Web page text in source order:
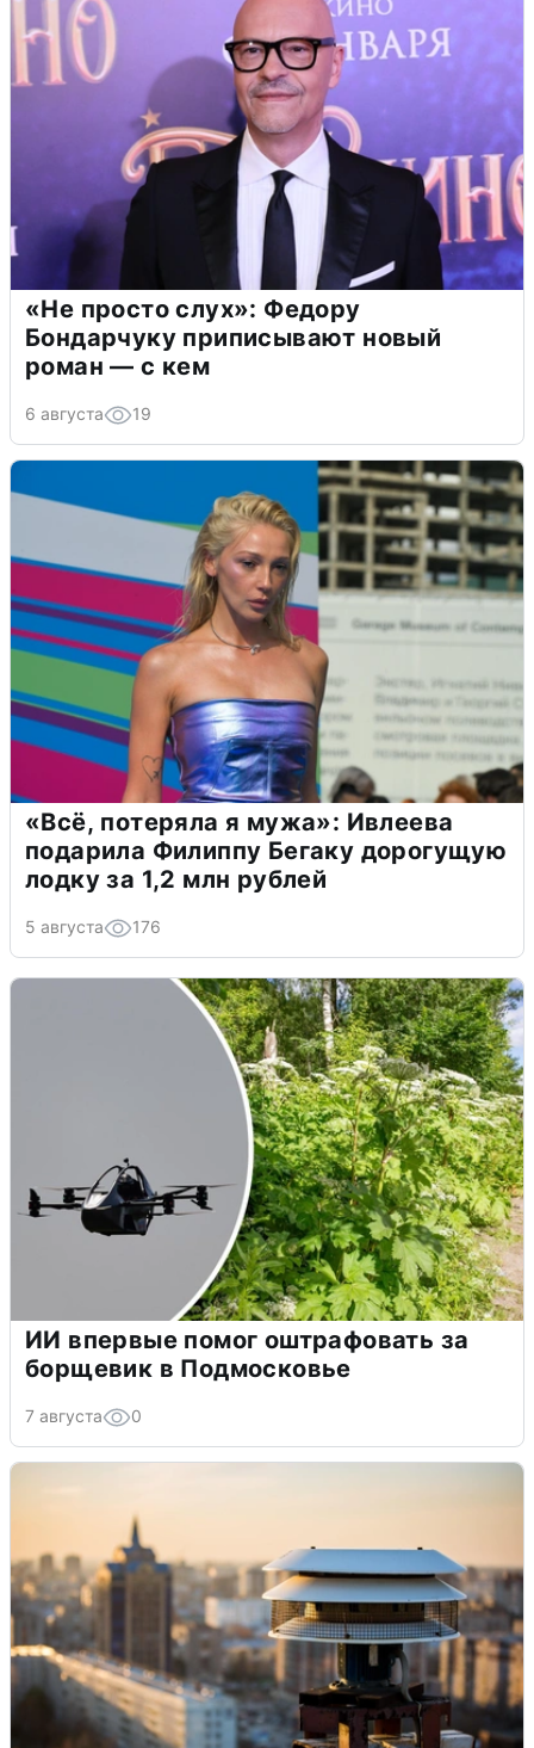
«Не просто слух»: Федору
Бондарчуку приписывают новый
роман — с кем
6 августа 19
«Всё, потеряла я мужа»: Ивлеева
подарила Филиппу Бегаку дорогущую
лодку за 1,2 млн рублей
5 августа 176
ИИ впервые помог оштрафовать за
борщевик в Подмосковье
7 августа 0